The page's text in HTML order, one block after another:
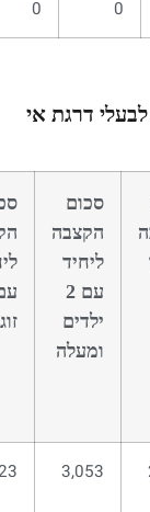
0
0
דרגת אי
סכום
הקצבה
ליחיד
עם 2
ילדים
ומעלה
זוג
3,053